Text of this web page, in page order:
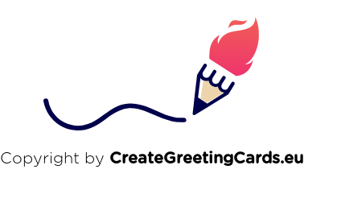
Copyright by CreateGreetingCards.eu